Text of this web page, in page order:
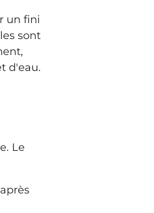
un fini
sont
d'eau.
Le